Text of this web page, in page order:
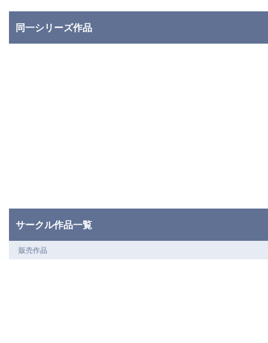
同一シリーズ作品
サークル作品一覧
販売作品